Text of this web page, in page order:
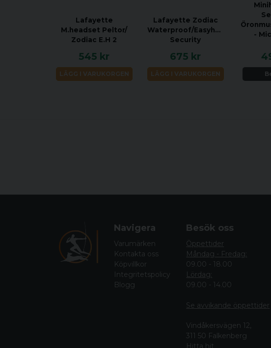
Lafayette
M.headset Peltor/
Zodiac E.H 2
545 kr
LÄGG I VARUKORGEN
Lafayette Zodiac
Waterproof/Easyhunt
Security
675 kr
LÄGG I VARUKORGEN
-
Navigera
Varumärken
Kontakta oss
Köpvillkor
Integritetspolicy
Blogg
Besök oss
Öppettider
Måndag - Fredag:
09.00 - 18.00
Lördag:
09.00 - 14.00
Se avvikande öppettider
Vindåkersvägen 12,
311 50 Falkenberg
Hitta hit